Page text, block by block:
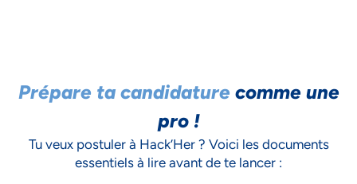
Prépare ta candidature comme une
pro !
Tu veux postuler à Hack’Her ? Voici les documents
essentiels à lire avant de te lancer :